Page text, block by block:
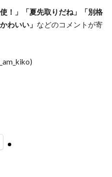
使！」「夏先取りだね」「別格
わいい」 などのコメントが寄